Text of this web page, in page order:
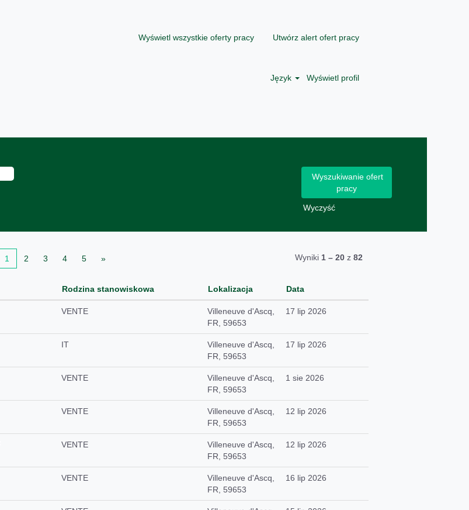
Wyświetl wszystkie oferty pracy Utwórz alert ofert pracy
Język Wyświetl profil
Wyczyść
Wyniki 1 – 20 z 82
1 2 3 4 5 »
Rodzina stanowiskowa Lokalizacja Data
VENTE
Villeneuve d'Ascq,
FR, 59653
17 lip 2026
IT
Villeneuve d'Ascq,
FR, 59653
17 lip 2026
VENTE
Villeneuve d'Ascq,
FR, 59653
1 sie 2026
VENTE
Villeneuve d'Ascq,
FR, 59653
12 lip 2026
VENTE
Villeneuve d'Ascq,
FR, 59653
12 lip 2026
VENTE
Villeneuve d'Ascq,
FR, 59653
16 lip 2026